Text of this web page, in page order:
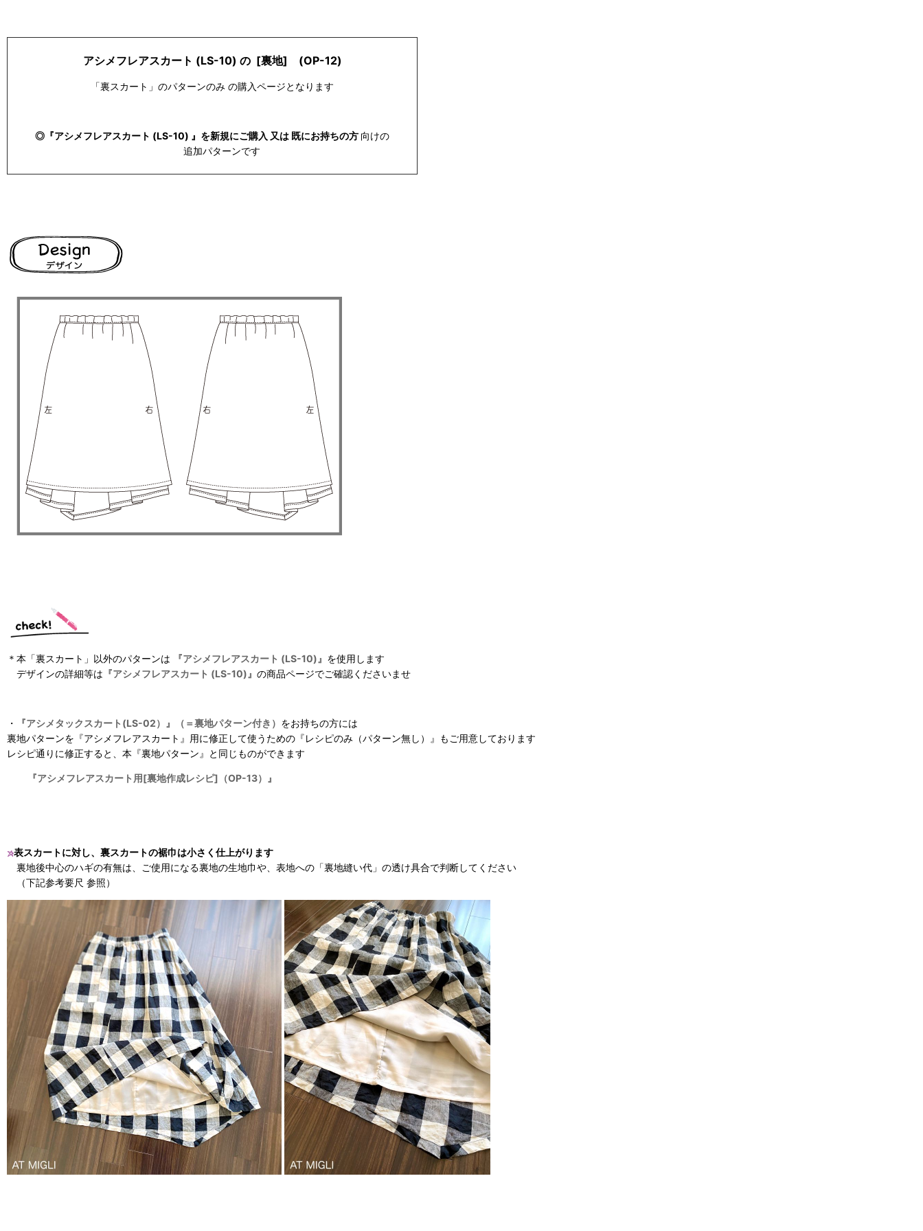
アシメフレアスカート (LS-10) の [裏地] (OP-12)
「裏スカート」のパターンのみ の購入ページとなります
◎『アシメフレアスカート (LS-10) 』を新規にご購入 又は 既にお持ちの方 向けの
追加パターンです
＊本「裏スカート」以外のパターンは 『アシメフレアスカート (LS-10)』 を使用します
デザインの詳細等は 『アシメフレアスカート (LS-10)』 の商品ページでご確認くださいませ
・ 『アシメタックスカート(LS-02）』 （＝裏地パターン付き） をお持ちの方には
裏地パターンを『アシメフレアスカート』用に修正して使うための 『レシピのみ（パターン無し）』 もご用意しております
レシピ通りに修正すると、本『裏地パターン』と同じものができます
『アシメフレアスカート用[裏地作成レシピ]（OP-13）』
表スカートに対し、裏スカートの裾巾は小さく仕上がります
裏地後中心のハギの有無は、ご使用になる裏地の生地巾や、表地への「裏地縫い代」の透け具合で判断してください
（下記参考要尺 参照）